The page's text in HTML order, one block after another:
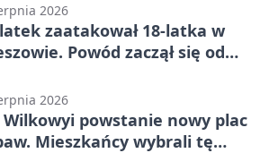
2026
zaatakował 18-latka w
Powód zaczął się od
2026
Wilkowyi powstanie nowy plac
Mieszkańcy wybrali tę